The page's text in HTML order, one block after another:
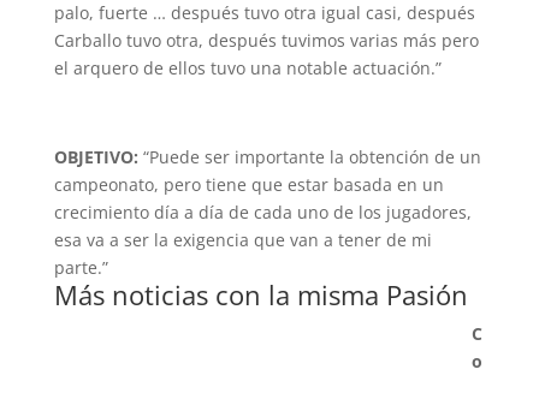
palo, fuerte … después tuvo otra igual casi, después
Carballo tuvo otra, después tuvimos varias más pero
el arquero de ellos tuvo una notable actuación.”
OBJETIVO: “Puede ser importante la obtención de un
campeonato, pero tiene que estar basada en un
crecimiento día a día de cada uno de los jugadores,
esa va a ser la exigencia que van a tener de mi
parte.”
Más noticias con la misma Pasión
C
o